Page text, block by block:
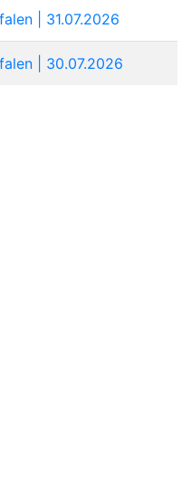
| 31.07.2026
| 30.07.2026